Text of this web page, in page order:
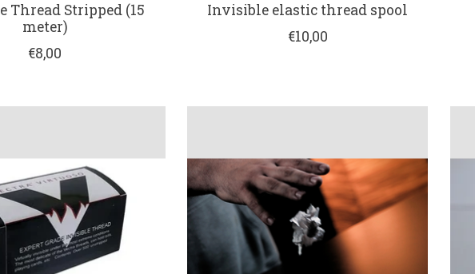
Thread Stripped (15
meter)
€8,00
Invisible elastic thread spool
€10,00